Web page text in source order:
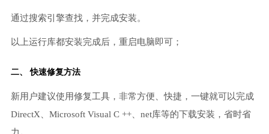
通过搜索引擎查找，并完成安装。
以上运行库都安装完成后，重启电脑即可；
二、 快速修复方法
新用户建议使用修复工具，非常方便、快捷，一键就可以完成
DirectX、Microsoft Visual C ++、net库等的下载安装，省时省